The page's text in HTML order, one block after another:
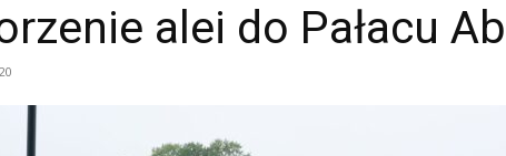
alei do Pałacu